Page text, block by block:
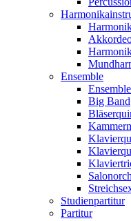
Ensemble
Big Band
Studienpartitur
Partitur